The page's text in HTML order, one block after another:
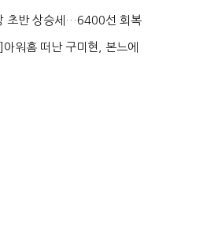
...
초반 상승세…6400선 회복
아워홈 떠난 구미현, 본느에